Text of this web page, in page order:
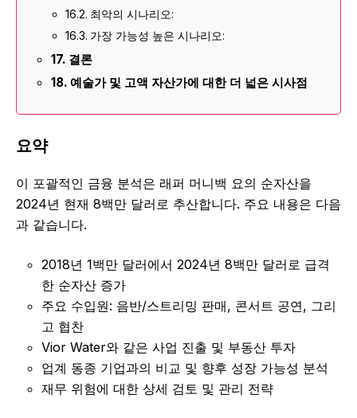
최악의 시나리오:
가장 가능성 높은 시나리오:
결론
예술가 및 고액 자산가에 대한 더 넓은 시사점
요약
이 포괄적인 금융 분석은 래퍼 머니백 요의 순자산을
2024년 현재 8백만 달러로 추산합니다. 주요 내용은 다음
과 같습니다.
2018년 1백만 달러에서 2024년 8백만 달러로 급격
한 순자산 증가
주요 수입원: 음반/스트리밍 판매, 콘서트 공연, 그리
고 협찬
Vior Water와 같은 사업 진출 및 부동산 투자
업계 동종 기업과의 비교 및 향후 성장 가능성 분석
재무 위험에 대한 상세 검토 및 관리 전략